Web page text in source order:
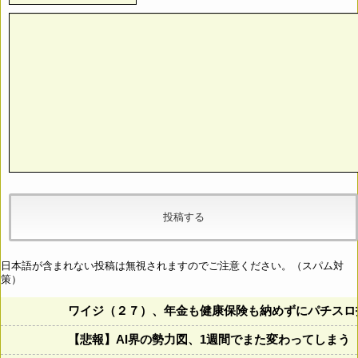
日本語が含まれない投稿は無視されますのでご注意ください。（スパム対
策）
ワイジ（２７）、年金も健康保険も納めずにパチス
【悲報】AI界の勢力図、1週間でまた変わってしまう